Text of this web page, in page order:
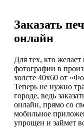
Заказать
онлайн
Для тех, кто
фотографии в
холсте 40х60 от
Теперь не нужно
городе, ведь
онлайн, прямо со
мобильное
упрощен и займет